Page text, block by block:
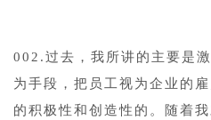
002.过去，我所讲的主要是
为手段，把员工视为企业的
的积极性和创造性的。随着